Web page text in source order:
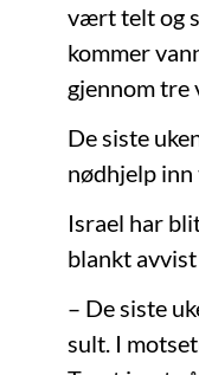
vært telt og
kommer
gjennom tre
De siste
nødhjelp
Israel har
blankt
– De siste
sult. I